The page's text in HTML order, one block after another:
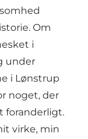
Om
i
under
i Lønstrup
noget, der
foranderligt.
virke, min